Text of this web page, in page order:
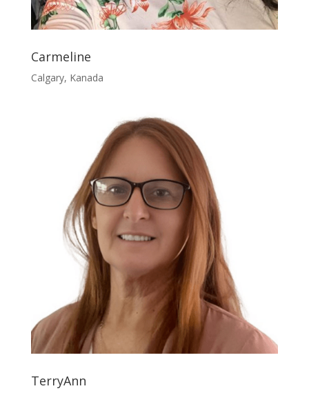
Carmeline
Calgary, Kanada
TerryAnn